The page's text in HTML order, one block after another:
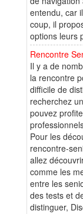
entendu, car
coup, il
options leurs
Rencontre
Il y a de
la rencontre
difficile de
recherchez
pouvez
Pour les
rencontre-
allez
comme les
entre les
des tests et
distinguer,